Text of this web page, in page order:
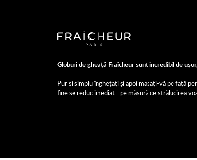
Globuri de gheață Fraîcheur sunt incredibil de
Pur și simplu înghețați și apoi masați-vă pe față
fine se reduc imediat - pe măsură ce strălucirea